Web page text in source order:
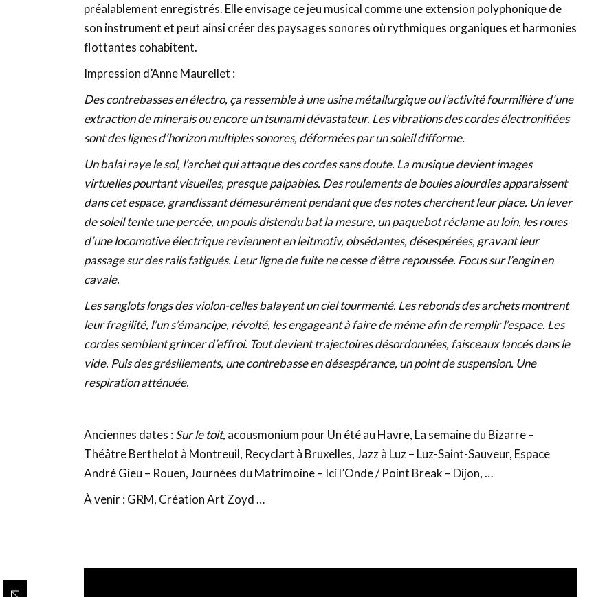
préalablement enregistrés. Elle envisage ce jeu musical comme une extension polyphonique de
son instrument et peut ainsi créer des paysages sonores où rythmiques organiques et harmonies
flottantes cohabitent.
Impression d’Anne Maurellet :
Des contrebasses en électro, ça ressemble à une usine métallurgique ou l’activité fourmilière d’une
extraction de minerais ou encore un tsunami dévastateur. Les vibrations des cordes électronifiées
sont des lignes d’horizon multiples sonores, déformées par un soleil difforme.
Un balai raye le sol, l’archet qui attaque des cordes sans doute. La musique devient images
virtuelles pourtant visuelles, presque palpables. Des roulements de boules alourdies apparaissent
dans cet espace, grandissant démesurément pendant que des notes cherchent leur place. Un lever
de soleil tente une percée, un pouls distendu bat la mesure, un paquebot réclame au loin, les roues
d’une locomotive électrique reviennent en leitmotiv, obsédantes, désespérées, gravant leur
passage sur des rails fatigués. Leur ligne de fuite ne cesse d’être repoussée. Focus sur l’engin en
cavale.
Les sanglots longs des violon-celles balayent un ciel tourmenté. Les rebonds des archets montrent
leur fragilité, l’un s’émancipe, révolté, les engageant à faire de même afin de remplir l’espace. Les
cordes semblent grincer d’effroi. Tout devient trajectoires désordonnées, faisceaux lancés dans le
vide. Puis des grésillements, une contrebasse en désespérance, un point de suspension. Une
respiration atténuée.
Anciennes dates : Sur le toit, acousmonium pour Un été au Havre, La semaine du Bizarre –
Théâtre Berthelot à Montreuil, Recyclart à Bruxelles, Jazz à Luz – Luz-Saint-Sauveur, Espace
André Gieu – Rouen, Journées du Matrimoine – Ici l’Onde / Point Break – Dijon, …
À venir : GRM, Création Art Zoyd …